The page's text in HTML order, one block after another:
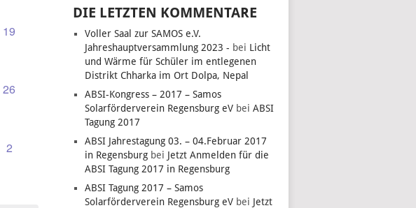
0
VERANSTALTUNGEN,
19
0
VERANSTALTUNGEN,
26
0
VERANSTALTUNGEN,
2
DIE LETZTEN KOMMENTARE
Voller Saal zur SAMOS e.V.
Jahreshauptversammlung 2023 - bei Licht
und Wärme für Schüler im entlegenen
Distrikt Chharka im Ort Dolpa, Nepal
ABSI-Kongress – 2017 – Samos
Solarförderverein Regensburg eV beiABSI
Tagung 2017
ABSI Jahrestagung 03. – 04.Februar 2017
in Regensburg bei Jetzt Anmelden für die
ABSI Tagung 2017 in Regensburg
ABSI Tagung 2017 – Samos
Solarförderverein Regensburg eV bei Jetzt